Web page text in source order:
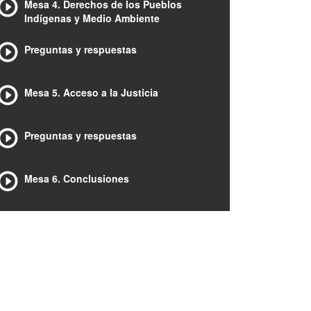
Mesa 4. Derechos de los Pueblos
Indígenas y Medio Ambiente
Preguntas y respuestas
Mesa 5. Acceso a la Justicia
Preguntas y respuestas
Mesa 6. Conclusiones